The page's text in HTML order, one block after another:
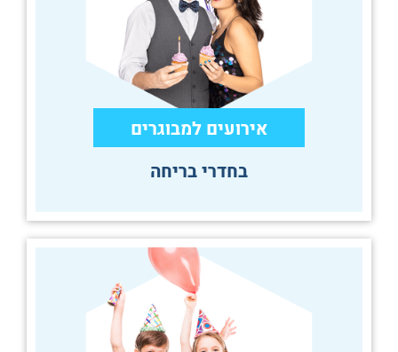
אירועים למבוגרים
בחדרי בריחה